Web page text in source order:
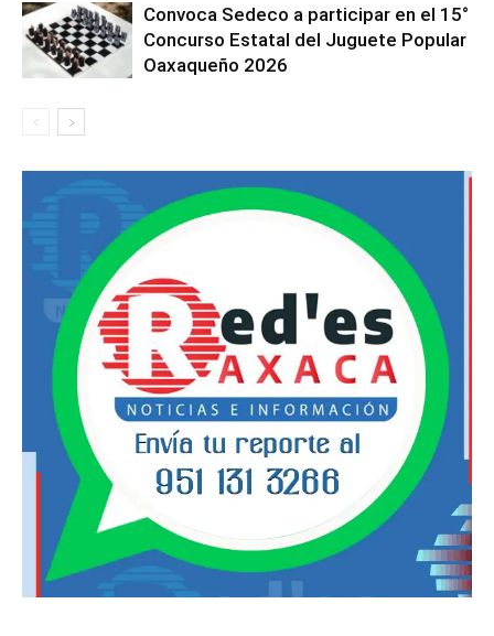
Convoca Sedeco a participar en el 15°
Concurso Estatal del Juguete Popular
Oaxaqueño 2026